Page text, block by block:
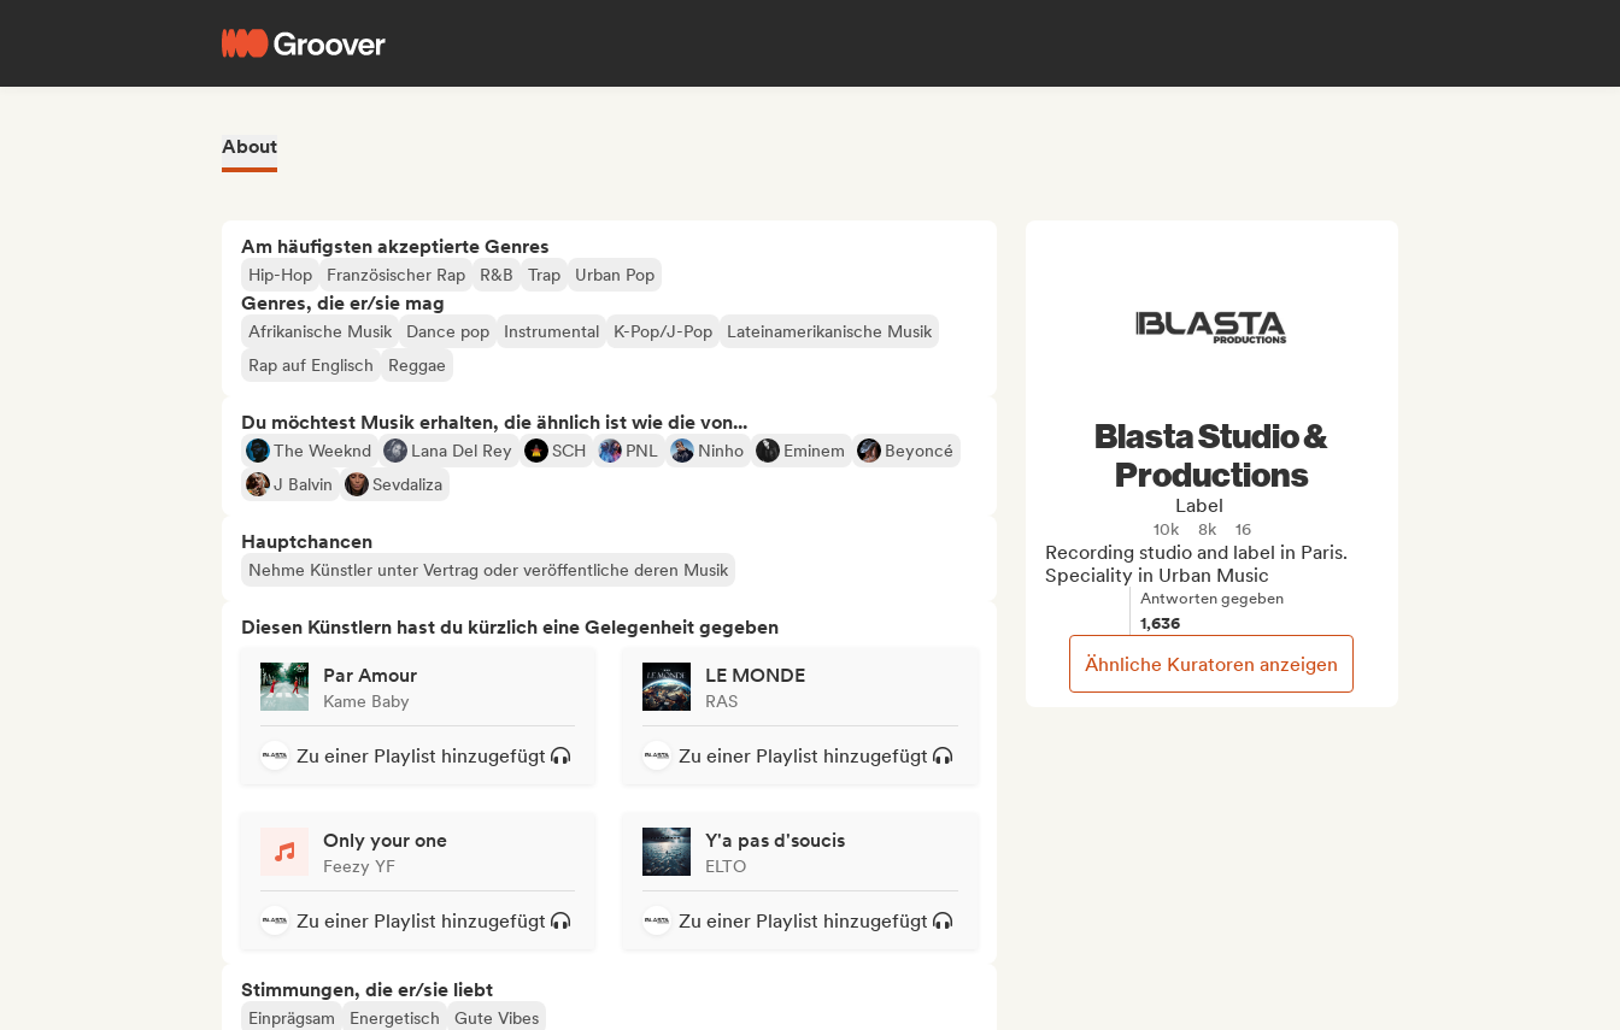
About
Am häufigsten akzeptierte Genres
Hip-Hop Französischer Rap R&B Trap Urban Pop
Genres, die er/sie mag
Afrikanische Musik Dance pop Instrumental K-Pop/J-Pop
Lateinamerikanische Musik
Rap auf Englisch
Reggae
Du möchtest Musik erhalten, die ähnlich ist wie die von...
The Weeknd Lana Del Rey SCH PNL Ninho Eminem
Beyoncé
J Balvin
Sevdaliza
Hauptchancen
Nehme Künstler unter Vertrag oder veröffentliche deren Musik
Diesen Künstlern hast du kürzlich eine Gelegenheit gegeben
Par Amour
Kame Baby
Zu einer Playlist hinzugefügt
LE MONDE
RAS
Zu einer Playlist hinzugefügt
Only your one
Feezy YF
Zu einer Playlist hinzugefügt
Y'a pas d'soucis
ELTO
Zu einer Playlist hinzugefügt
Stimmungen, die er/sie liebt
Einprägsam Energetisch Gute Vibes
Blasta Studio &
Productions
Label
10k 8k 16
Recording studio and label in Paris.
Speciality in Urban Music
Antworten gegeben
1,636
Ähnliche Kuratoren anzeigen